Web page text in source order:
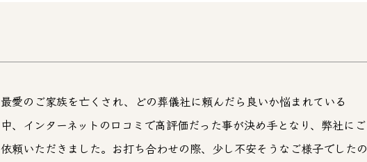
最愛のご家族を亡くされ、どの葬儀社に頼んだら良いか悩まれている
中、インターネットの口コミで高評価だった事が決め手となり、弊社にご
依頼いただきました。お打ち合わせの際、少し不安そうなご様子でしたの